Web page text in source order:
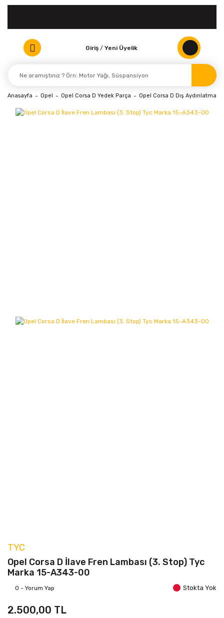
Giriş / Yeni Üyelik
Anasayfa Opel Opel Corsa D Yedek Parça Opel Corsa D Dış Aydınlatma
TYC
Opel Corsa D İlave Fren Lambası (3. Stop) Tyc
Marka 15-A343-00
0 - Yorum Yap Stokta Yok
2.500,00 TL